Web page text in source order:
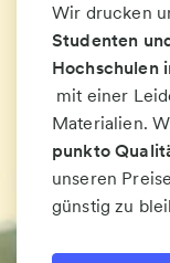
Wir drucken
Studenten
Hochschulen
mit einer
Materialien.
punkto
unseren
günstig zu